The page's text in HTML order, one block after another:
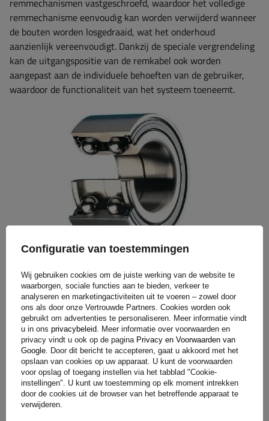
remmechanisme eenvoudig kan worden verwijderd wanneer
de bouten worden losgedraaid, wat het onderhoud
aanzienlijk vereenvoudigt. Dankzij de speciale vergrendeling
kan de uitgangspositie van de remkabel ook worden
aangepast aan de individuele behoeften van de gebruiker,
waardoor de functionaliteit van het systeem toeneemt.
Onderhoudsvrije lagers en eenvoudige
montage
De assen zijn voorzien van dubbele hoekcontactkogellagers
(compactlagers), die een levensduur van 250.000 km hebben.
Ze zworden levenslang gesmeerd met een speciaal
waterverdringend vet dat het binnendringen van vet
voorkomt. Extra beveiligingen, zoals dubbele
naafafdichtingen, beschermen de mechanismen tegen water
en vuil. Dankzij het gestandaardiseerde aanhaalmoment is
Configuratie van toestemmingen
Wij gebruiken cookies om de juiste werking van de website te
waarborgen, sociale functies aan te bieden, verkeer te
analyseren en marketingactiviteiten uit te voeren – zowel door
ons als door onze Vertrouwde Partners. Cookies worden ook
gebruikt om advertenties te personaliseren. Meer informatie vindt
u in ons privacybeleid. Meer informatie over voorwaarden en
privacy vindt u ook op de pagina Privacy en Voorwaarden van
Google. Door dit bericht te accepteren, gaat u akkoord met het
opslaan van cookies op uw apparaat. U kunt de voorwaarden
voor opslag of toegang instellen via het tabblad "Cookie-
instellingen". U kunt uw toestemming op elk moment intrekken
door de cookies uit de browser van het betreffende apparaat te
verwijderen.